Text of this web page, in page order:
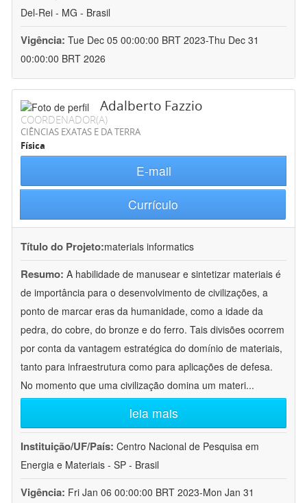
Del-Rei - MG - Brasil
Vigência: Tue Dec 05 00:00:00 BRT 2023-Thu Dec 31
00:00:00 BRT 2026
Adalberto Fazzio
COORDENADOR(A)
CIÊNCIAS EXATAS E DA TERRA
Física
E-mail
Currículo
Título do Projeto:materials informatics
Resumo: A habilidade de manusear e sintetizar materiais é
de importância para o desenvolvimento de civilizações, a
ponto de marcar eras da humanidade, como a idade da
pedra, do cobre, do bronze e do ferro. Tais divisões ocorrem
por conta da vantagem estratégica do domínio de materiais,
tanto para infraestrutura como para aplicações de defesa.
No momento que uma civilização domina um materi...
leia mais
Instituição/UF/País: Centro Nacional de Pesquisa em
Energia e Materiais - SP - Brasil
Vigência: Fri Jan 06 00:00:00 BRT 2023-Mon Jan 31